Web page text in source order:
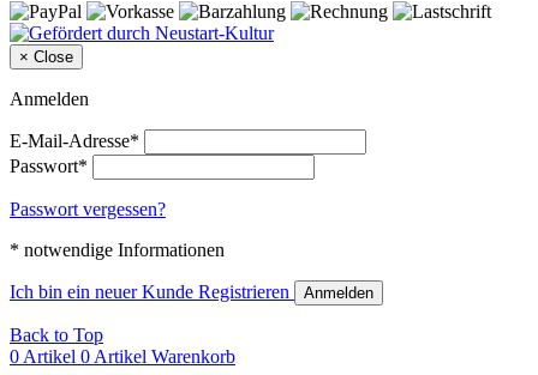
× Close
Anmelden
E-Mail-Adresse*
Passwort*
Passwort vergessen?
* notwendige Informationen
Ich bin ein neuer Kunde Registrieren Anmelden
Back to Top
0 Artikel 0 Artikel Warenkorb